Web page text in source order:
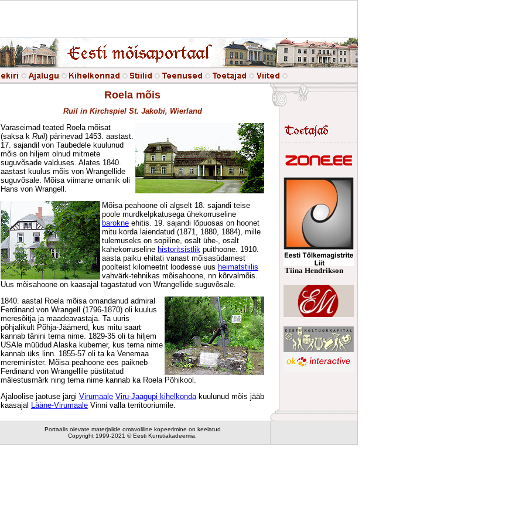
Roela mõis
Ruil in Kirchspiel St. Jakobi, Wierland
Varaseimad teated Roela mõisat
(saksa k Ruil) pärinevad 1453. aastast.
17. sajandil von Taubedele kuulunud
mõis on hiljem olnud mitmete
suguvõsade valduses. Alates 1840.
aastast kuulus mõis von Wrangellide
suguvõsale. Mõisa viimane omanik oli
Hans von Wrangell.
Mõisa peahoone oli algselt 18. sajandi teise
poole murdkelpkatusega ühekorruseline
barokne ehitis. 19. sajandi lõpuosas on hoonet
mitu korda laiendatud (1871, 1880, 1884), mille
tulemuseks on sopiline, osalt ühe-, osalt
kahekorruseline historitsistlik puithoone. 1910.
aasta paiku ehitati vanast mõisasüdamest
poolteist kilomeetrit loodesse uus heimatstiilis
vahvärk-tehnikas mõisahoone, nn kõrvalmõis.
Uus mõisahoone on kaasajal tagastatud von Wrangellide suguvõsale.
1840. aastal Roela mõisa omandanud admiral
Ferdinand von Wrangell (1796-1870) oli kuulus
meresõitja ja maadeavastaja. Ta uuris
põhjalikult Põhja-Jäämerd, kus mitu saart
kannab tänini tema nime. 1829-35 oli ta hiljem
USAle müüdud Alaska kuberner, kus tema nime
kannab üks linn. 1855-57 oli ta ka Venemaa
mereminister. Mõisa peahoone ees paikneb
Ferdinand von Wrangellile püstitatud
mälestusmärk ning tema nime kannab ka Roela Põhikool.
Ajaloolise jaotuse järgi Virumaale Viru-Jaagupi kihelkondakuulunud mõis jääb
kaasajal Lääne-Virumaale Vinni valla territooriumile.
Tiina Hendrikson
Portaalis olevate materjalide omavoliline kopeerimine on keelatud
Copyright 1999-2021 © Eesti Kunstiakadeemia.